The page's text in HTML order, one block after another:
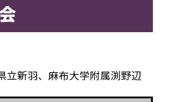
立新羽、麻布大学附属渕野辺